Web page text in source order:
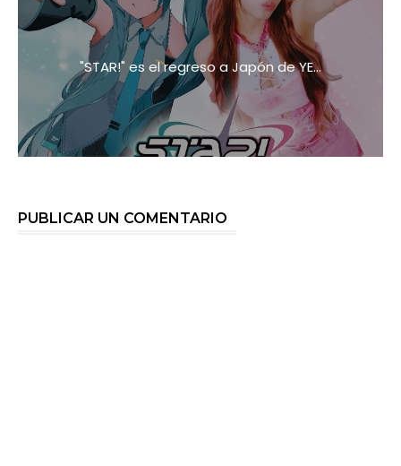
"STAR!" es el regreso a Japón de YE...
PUBLICAR UN COMENTARIO